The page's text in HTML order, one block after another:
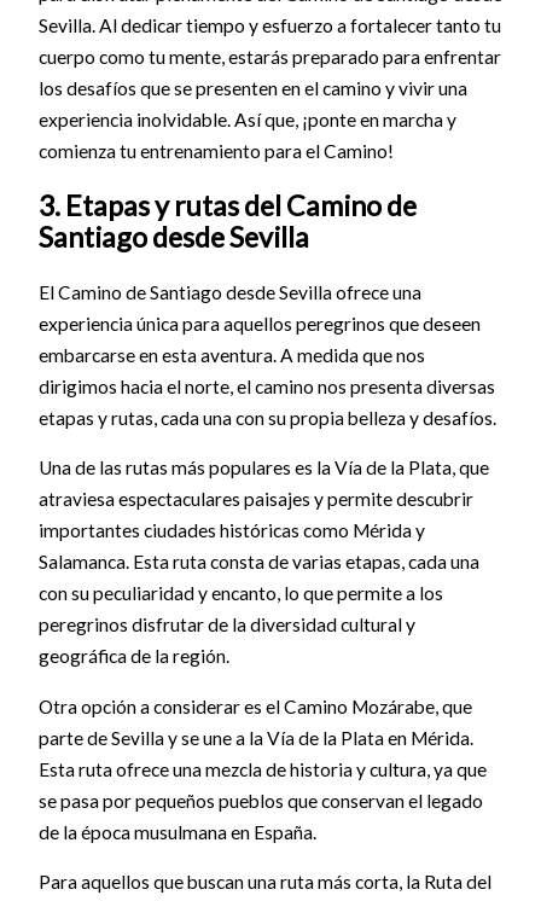
Sevilla. Al dedicar tiempo y esfuerzo a fortalecer tanto tu
cuerpo como tu mente, estarás preparado para enfrentar
los desafíos que se presenten en el camino y vivir una
experiencia inolvidable. Así que, ¡ponte en marcha y
comienza tu entrenamiento para el Camino!
3. Etapas y rutas del Camino de
Santiago desde Sevilla
El Camino de Santiago desde Sevilla ofrece una
experiencia única para aquellos peregrinos que deseen
embarcarse en esta aventura. A medida que nos
dirigimos hacia el norte, el camino nos presenta diversas
etapas y rutas, cada una con su propia belleza y desafíos.
Una de las rutas más populares es la Vía de la Plata, que
atraviesa espectaculares paisajes y permite descubrir
importantes ciudades históricas como Mérida y
Salamanca. Esta ruta consta de varias etapas, cada una
con su peculiaridad y encanto, lo que permite a los
peregrinos disfrutar de la diversidad cultural y
geográfica de la región.
Otra opción a considerar es el Camino Mozárabe, que
parte de Sevilla y se une a la Vía de la Plata en Mérida.
Esta ruta ofrece una mezcla de historia y cultura, ya que
se pasa por pequeños pueblos que conservan el legado
de la época musulmana en España.
Para aquellos que buscan una ruta más corta, la Ruta del